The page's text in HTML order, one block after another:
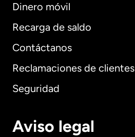
Dinero móvil
Recarga de saldo
Contáctanos
Reclamaciones de clientes
Seguridad
Aviso legal